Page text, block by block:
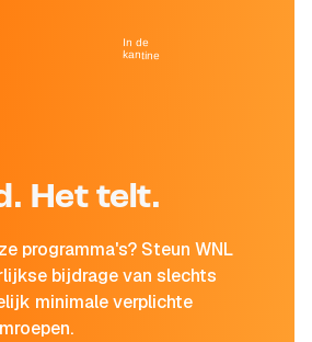
Het telt.
programma's? Steun WNL
bijdrage van slechts
minimale verplichte
In de
kantine